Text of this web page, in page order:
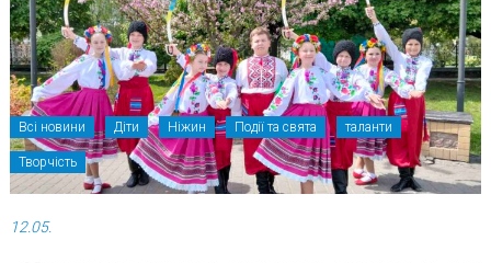
Всі новини Діти Ніжин Події та свята таланти
Творчість
12.05.